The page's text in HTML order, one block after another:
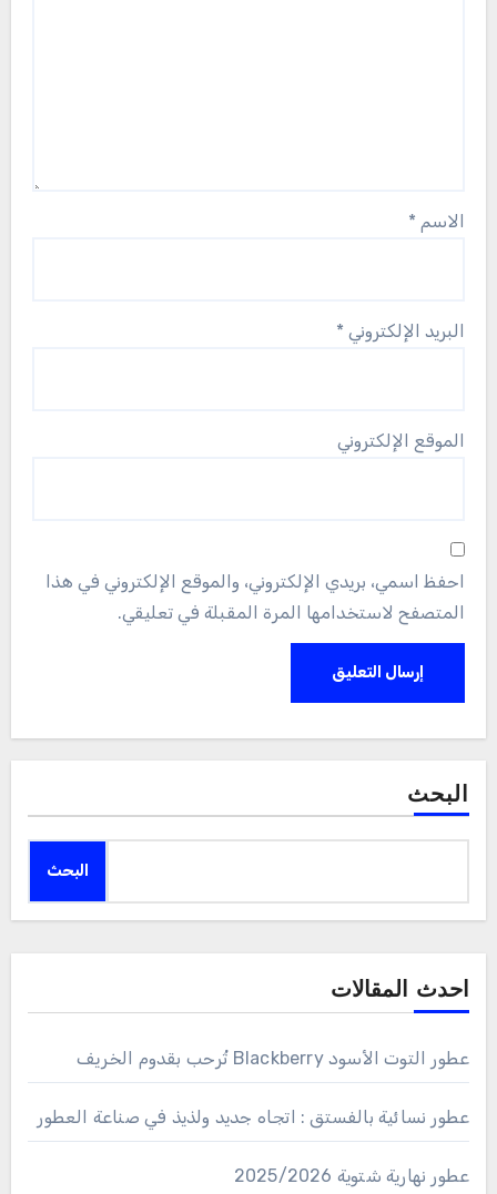
الاسم *
البريد الإلكتروني *
الموقع الإلكتروني
احفظ اسمي، بريدي الإلكتروني، والموقع الإلكتروني في هذا
المتصفح لاستخدامها المرة المقبلة في تعليقي.
البحث
البحث
احدث المقالات
عطور التوت الأسود Blackberry تُرحب بقدوم الخريف
عطور نسائية بالفستق : اتجاه جديد ولذيذ في صناعة العطور
عطور نهارية شتوية 2025/2026